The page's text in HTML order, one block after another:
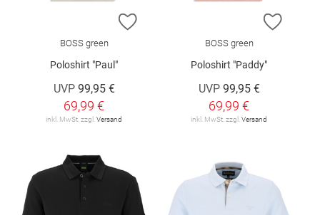
ZUR WUNSCHLISTE HINZUFÜGEN
BOSS green
Poloshirt "Paul"
UVP 99,95 €
69,99 €
inkl. MwSt. zzgl. Versand
ZUR
BOSS green
Poloshirt "Paddy"
UVP 99,95 €
69,99 €
inkl. MwSt. zzgl. Versand